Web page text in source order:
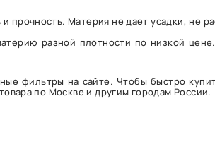
прочность. Материя не дает усадки, не
разной плотности по низкой
фильтры на сайте. Чтобы быстро
по Москве и другим городам России.